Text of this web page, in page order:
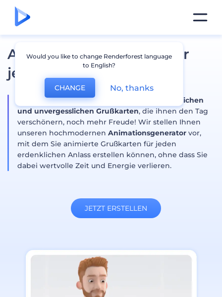
Animierte Grußkarten für
jeden Anlass
Verleihen Sie Ihren Lieben mit
außergewöhnlichen
und unvergesslichen Grußkarten, die ihnen den Tag
verschönern, noch mehr Freude! Wir stellen Ihnen
unseren hochmodernen Animationsgenerator vor,
mit dem Sie animierte Grußkarten für jeden
erdenklichen Anlass erstellen können, ohne dass Sie
dabei wertvolle Zeit und Energie verlieren.
JETZT ERSTELLEN
Would you like to change Renderforest language
to English?
CHANGE No, thanks